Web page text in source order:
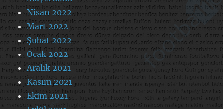
Nisan 2022
Mart 2022
Şubat 2022
Ocak 2022
Aralık 2021
Kasım 2021
Ekim 2021